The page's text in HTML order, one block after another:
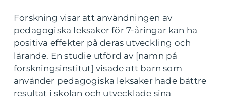
Forskning visar att användningen av
pedagogiska leksaker för 7-åringar kan ha
positiva effekter på deras utveckling och
lärande. En studie utförd av [namn på
forskningsinstitut] visade att barn som
använder pedagogiska leksaker hade bättre
resultat i skolan och utvecklade sina